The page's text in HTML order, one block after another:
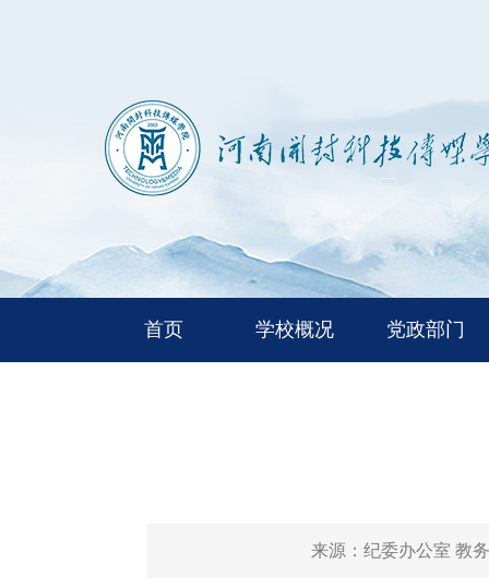
首页 学校概况 党政部门
来源： 纪委办公室 教